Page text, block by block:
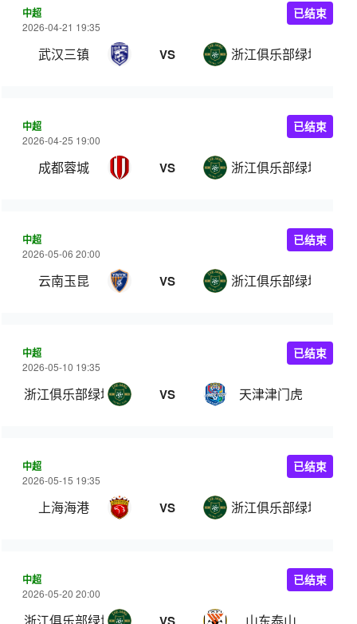
中超
2026-04-21 19:35
武汉三镇 VS 浙江俱乐部绿城
已结束
中超
2026-04-25 19:00
成都蓉城 VS 浙江俱乐部绿城
已结束
中超
2026-05-06 20:00
云南玉昆 VS 浙江俱乐部绿城
已结束
中超
2026-05-10 19:35
浙江俱乐部绿城 VS 天津津门虎
已结束
中超
2026-05-15 19:35
上海海港 VS 浙江俱乐部绿城
已结束
中超
2026-05-20 20:00
已结束